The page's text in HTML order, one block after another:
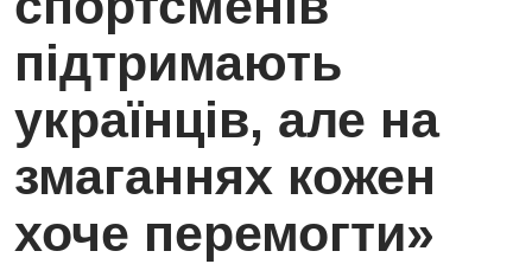
підтримають
українців, але на
змаганнях кожен
хоче перемогти»